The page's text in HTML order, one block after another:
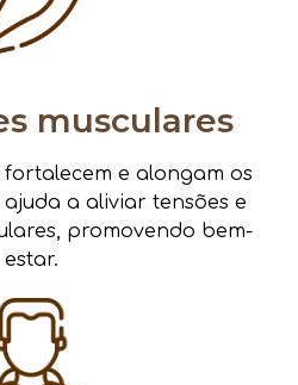
musculares
fortalecem e alongam os
ajuda a aliviar tensões e
promovendo bem-
estar.